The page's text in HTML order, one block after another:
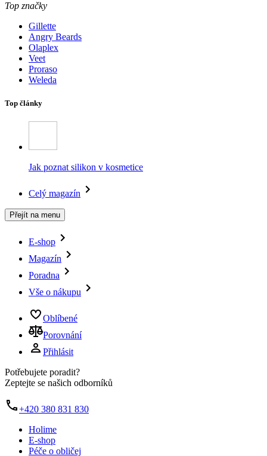
Top značky
Gillette
Angry Beards
Olaplex
Veet
Proraso
Weleda
Top články
Jak poznat silikon v kosmetice
Celý magazín
Přejít na menu
E-shop
Magazín
Poradna
Vše o nákupu
Oblíbené
Porovnání
Přihlásit
Potřebujete poradit?
Zeptejte se našich odborníků
+420 380 831 830
Holime
E-shop
Péče o obličej